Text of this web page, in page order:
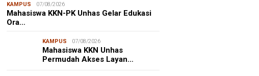
KAMPUS 07/08/2026
Mahasiswa KKN-PK Unhas Gelar Edukasi
Ora…
KAMPUS 07/08/2026
Mahasiswa KKN Unhas
Permudah Akses Layan…